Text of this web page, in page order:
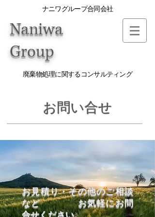
​Naniwa
Group
廃棄物処理に関するコンサルティング
ナニワグループ合同会社
お問い合せ
お見積り・その他のご相談
など お気軽にお問
合せください。